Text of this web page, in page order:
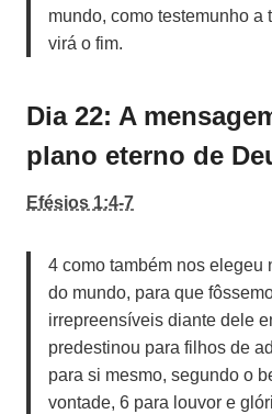
mundo, como testemunho a
virá o fim.
Dia 22: A
plano eterno de
Efésios 1:4-7
4 como também nos elegeu
do mundo, para que
irrepreensíveis diante dele
predestinou para filhos de
para si mesmo, segundo o
vontade, 6 para louvor e